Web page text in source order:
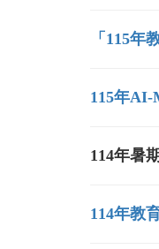
「115
115年AI-
114年暑
114年教